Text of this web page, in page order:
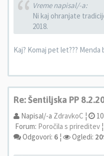
Vreme napisal/-a:
Ni kaj ohranjate
2018.
Kaj? Komaj pet let??? Menda
Re: Šentiljska PP
Napisal/-a ZdravkoC ¦
Forum: Poročila s prireditev ¦
Odgovori: 6 ¦ Ogledi: